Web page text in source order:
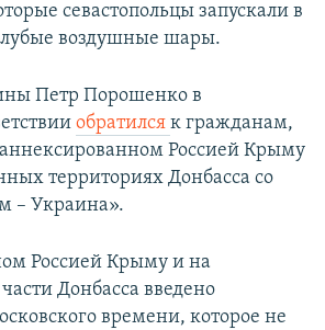
севастопольцы запускали в
воздушные шары.
Петр Порошенко в
обратился к гражданам,
Россией Крыму
территориях Донбасса со
– Украина».
Россией Крыму и на
Донбасса введено
времени, которое не